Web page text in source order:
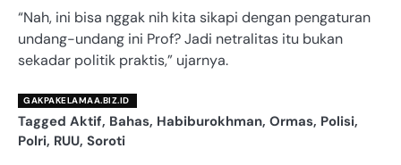
“Nah, ini bisa nggak nih kita sikapi dengan pengaturan
undang-undang ini Prof? Jadi netralitas itu bukan
sekadar politik praktis,” ujarnya.
GAKPAKELAMAA.BIZ.ID
Tagged Aktif, Bahas, Habiburokhman, Ormas, Polisi,
Polri, RUU, Soroti